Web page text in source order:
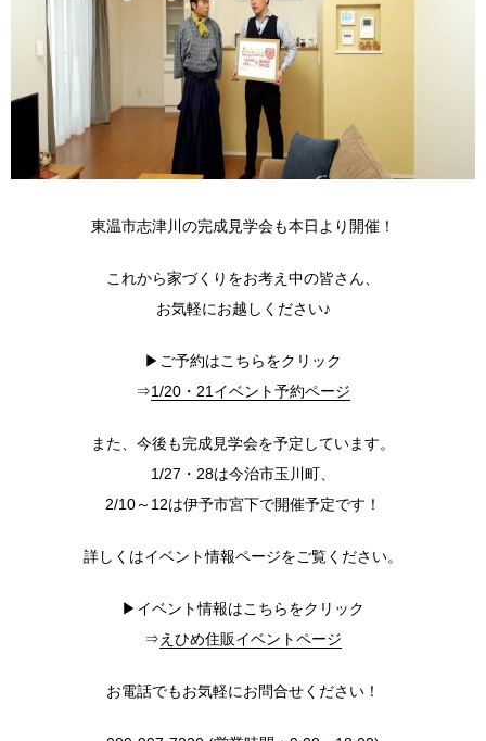
東温市志津川の完成見学会も本日より開催！
これから家づくりをお考え中の皆さん、
お気軽にお越しください♪
▶ご予約はこちらをクリック
⇒1/20・21イベント予約ページ
また、今後も完成見学会を予定しています。
1/27・28は今治市玉川町、
2/10～12は伊予市宮下で開催予定です！
詳しくはイベント情報ページをご覧ください。
▶イベント情報はこちらをクリック
⇒えひめ住販イベントページ
お電話でもお気軽にお問合せください！